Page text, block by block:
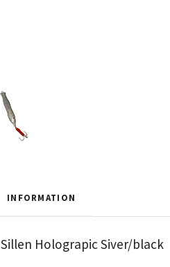
INFORMATION
Sillen Holograpic Siver/black